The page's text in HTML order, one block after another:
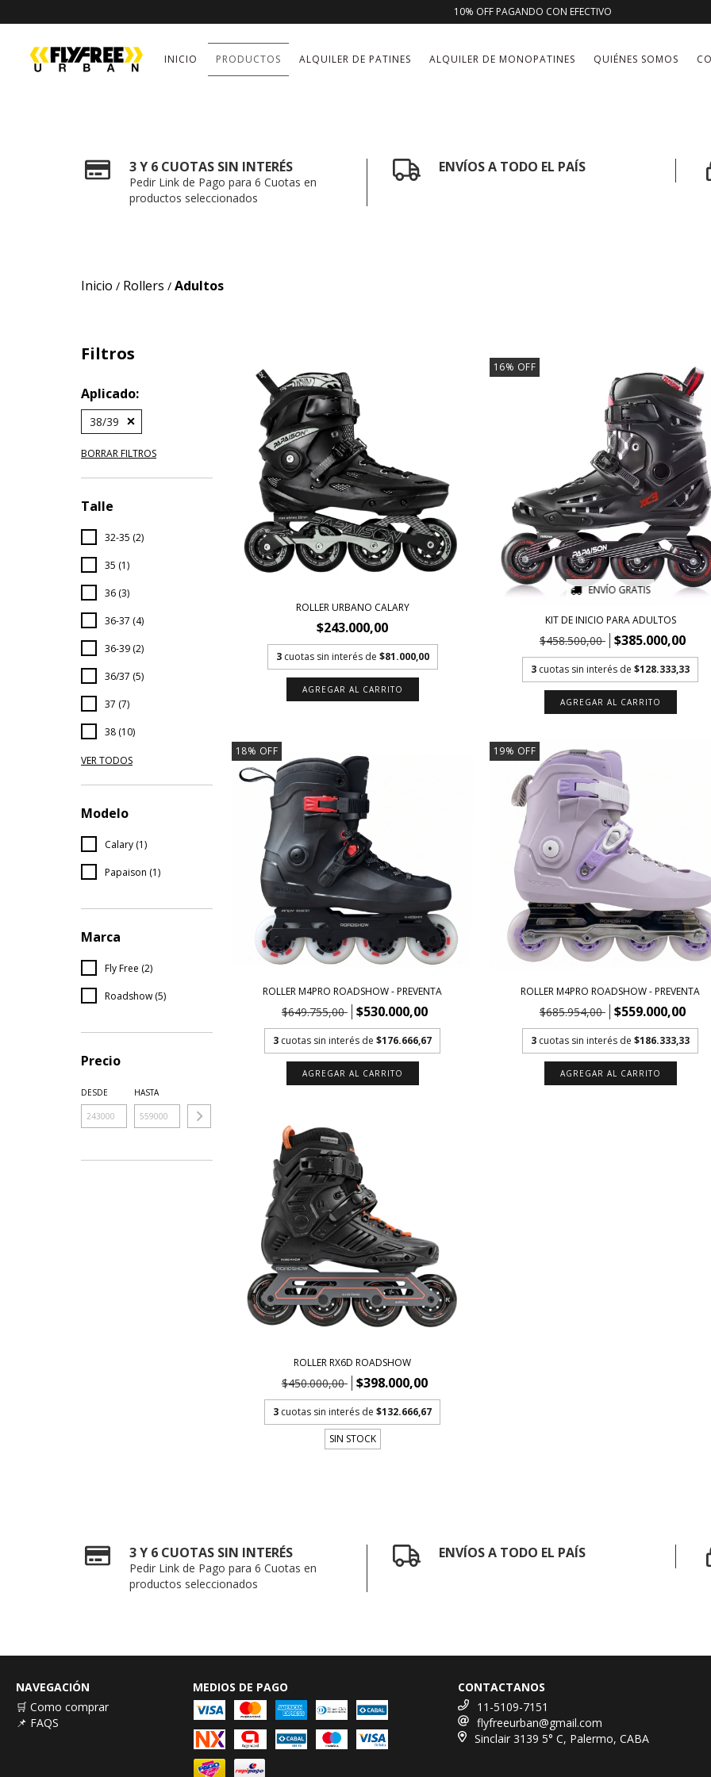
10% OFF PAGANDO CON EFECTIVO
INICIO PRODUCTOS ALQUILER DE PATINES ALQUILER DE MONOPATINES QUIÉNES SOMOS
3 Y 6 CUOTAS SIN INTERÉS
Pedir Link de Pago para 6 Cuotas en
productos seleccionados
ENVÍOS A TODO EL PAÍS
Inicio / Rollers / Adultos
Filtros
Aplicado:
38/39
BORRAR FILTROS
Talle
32-35 (2)
35 (1)
36 (3)
36-37 (4)
36-39 (2)
36/37 (5)
37 (7)
38 (10)
VER TODOS
Modelo
Calary (1)
Papaison (1)
Marca
Fly Free (2)
Roadshow (5)
Precio
DESDE HASTA
ROLLER URBANO CALARY
$243.000,00
3 cuotas sin interés de $81.000,00
AGREGAR AL CARRITO
16% OFF
ENVÍO GRATIS
KIT DE INICIO PARA ADULTOS
$458.500,00 $385.000,00
3 cuotas sin interés de$128.333,33
AGREGAR AL CARRITO
18% OFF
ROLLER M4PRO ROADSHOW - PREVENTA
$649.755,00 $530.000,00
3 cuotas sin interés de$176.666,67
AGREGAR AL CARRITO
19% OFF
ROLLER M4PRO ROADSHOW - PREVENTA
$685.954,00 $559.000,00
3 cuotas sin interés de$186.333,33
AGREGAR AL CARRITO
ROLLER RX6D ROADSHOW
$450.000,00 $398.000,00
3 cuotas sin interés de$132.666,67
SIN STOCK
3 Y 6 CUOTAS SIN INTERÉS
Pedir Link de Pago para 6 Cuotas en
productos seleccionados
ENVÍOS A TODO EL PAÍS
NAVEGACIÓN
🛒 Como comprar
📌 FAQS
MEDIOS DE PAGO
CONTACTANOS
11-5109-7151
flyfreeurban@gmail.com
Sinclair 3139 5° C, Palermo, CABA